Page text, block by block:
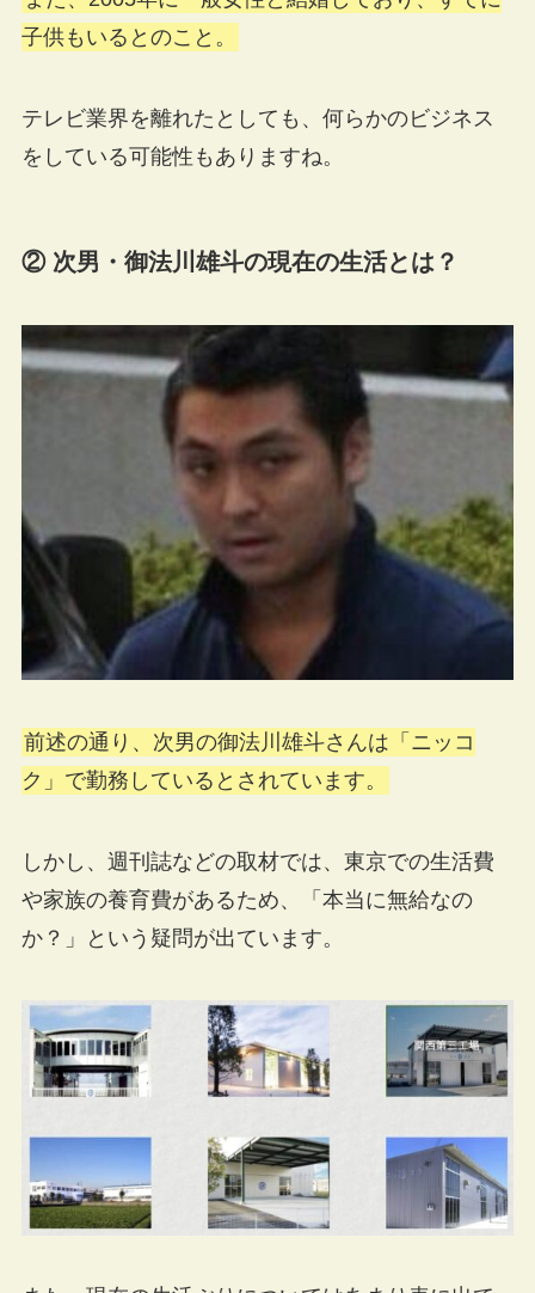
子供もいるとのこと。
テレビ業界を離れたとしても、何らかのビジネス
をしている可能性もありますね。
② 次男・御法川雄斗の現在の生活とは？
前述の通り、次男の御法川雄斗さんは「ニッコ
ク」で勤務しているとされています。
しかし、週刊誌などの取材では、東京での生活費
や家族の養育費があるため、「本当に無給なの
か？」という疑問が出ています​。